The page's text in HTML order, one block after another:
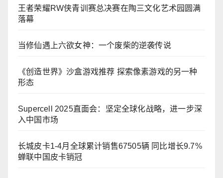
王者荣耀RW侠青训赛总决赛在陶三文化艺术园圆满
落幕
当修仙遇上六欲女神：一个废柴的逆袭传说
《创造世界》沙盒游戏推荐 探索像素游戏的另一种
形态
Supercell 2025直面会：坚定全球化战略，进一步深
入中国市场
长城皮卡1-4月全球累计销售67505辆 同比增长9.7%
蝉联中国皮卡销冠